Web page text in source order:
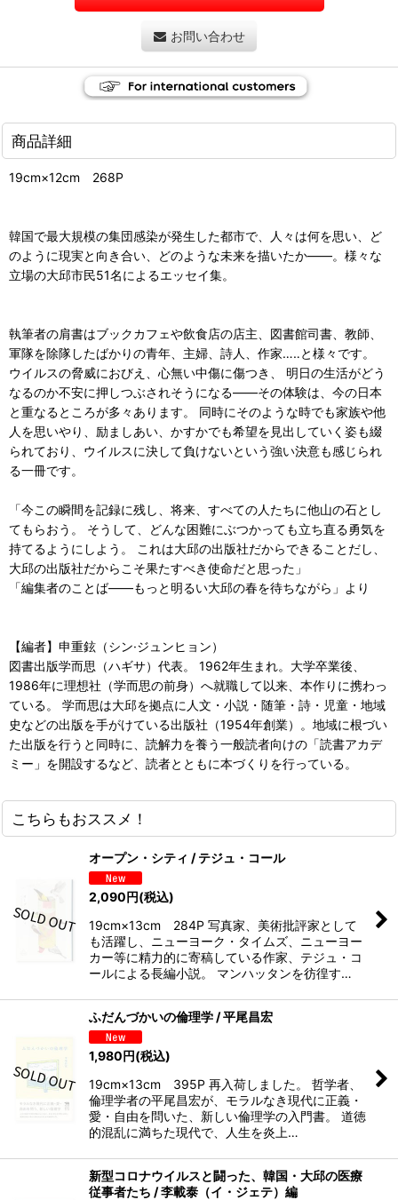
お問い合わせ
商品詳細
19cm×12cm 268P
韓国で最大規模の集団感染が発生した都市で、人々は何を思い、ど
のように現実と向き合い、どのような未来を描いたか――。様々な
立場の大邱市民51名によるエッセイ集。
執筆者の肩書はブックカフェや飲食店の店主、図書館司書、教師、
軍隊を除隊したばかりの青年、主婦、詩人、作家…‥と様々です。
ウイルスの脅威におびえ、心無い中傷に傷つき、 明日の生活がどう
なるのか不安に押しつぶされそうになる――その体験は、今の日本
と重なるところが多々あります。 同時にそのような時でも家族や他
人を思いやり、励ましあい、かすかでも希望を見出していく姿も綴
られており、ウイルスに決して負けないという強い決意も感じられ
る一冊です。
「今この瞬間を記録に残し、将来、すべての人たちに他山の石とし
てもらおう。 そうして、どんな困難にぶつかっても立ち直る勇気を
持てるようにしよう。 これは大邱の出版社だからできることだし、
大邱の出版社だからこそ果たすべき使命だと思った」
「編集者のことば――もっと明るい大邱の春を待ちながら」より
【編者】申重鉉（シン·ジュンヒョン）
図書出版学而思（ハギサ）代表。 1962年生まれ。大学卒業後、
1986年に理想社（学而思の前身）へ就職して以来、本作りに携わっ
ている。 学而思は大邱を拠点に人文・小説・随筆・詩・児童・地域
史などの出版を手がけている出版社（1954年創業）。地域に根づい
た出版を行うと同時に、読解力を養う一般読者向けの「読書アカデ
ミー」を開設するなど、読者とともに本づくりを行っている。
こちらもおススメ！
オープン・シティ / テジュ・コール
2,090円(税込)
19cm×13cm 284P 写真家、美術批評家として
も活躍し、ニューヨーク・タイムズ、ニューヨー
カー等に精力的に寄稿している作家、テジュ・コ
ールによる長編小説。 マンハッタンを彷徨す…
ふだんづかいの倫理学 / 平尾昌宏
1,980円(税込)
19cm×13cm 395P 再入荷しました。 哲学者、
倫理学者の平尾昌宏が、モラルなき現代に正義・
愛・自由を問いた、新しい倫理学の入門書。 道徳
的混乱に満ちた現代で、人生を炎上…
新型コロナウイルスと闘った、韓国・大邱の医療
従事者たち / 李載泰（イ・ジェテ）編